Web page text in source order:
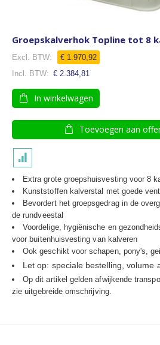
Groepskalverhok Topline tot 8
€ 1.970,92
€ 2.384,81
In winkelwagen
Toevoegen aan
Extra grote groepshuisvesting voor 8
Kunststoffen kalverstal met goede
Bevordert het groepsgedrag in de
de rundveestal
Voordelige, hygiënische en
voor buitenhuisvesting van kalveren
Ook geschikt voor schapen, pony's,
Let op: speciale bestelling, volume
Op dit artikel gelden afwijkende
zie uitgebreide omschrijving.